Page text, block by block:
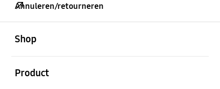
Annuleren/retourneren
Shop
Product